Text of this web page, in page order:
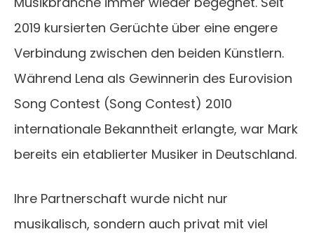
2019 kursierten Gerüchte über eine engere
Verbindung zwischen den beiden Künstlern.
Während Lena als Gewinnerin des Eurovision
Song Contest (Song Contest) 2010
internationale Bekanntheit erlangte, war Mark
bereits ein etablierter Musiker in Deutschland.
Ihre Partnerschaft wurde nicht nur
musikalisch, sondern auch privat mit viel